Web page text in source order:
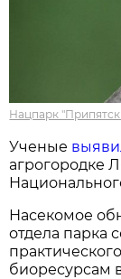
Нацпарк
Ученые
агрогородке
Насекомое
отдела парка
биоресурсам